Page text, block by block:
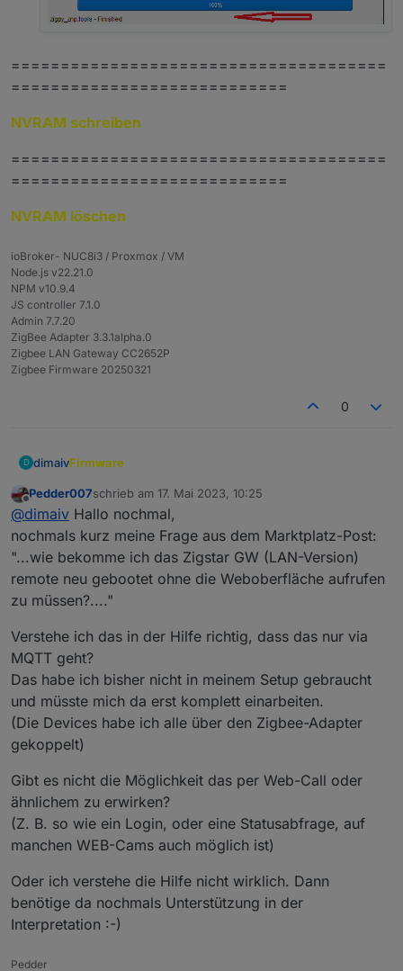
======================================
============================
NVRAM schreiben
======================================
============================
NVRAM löschen
ioBroker- NUC8i3 / Proxmox / VM
Node.js v22.21.0
NPM v10.9.4
JS controller 7.1.0
Admin 7.7.20
ZigBee Adapter 3.3.1alpha.0
Zigbee LAN Gateway CC2652P
Zigbee Firmware 20250321
0
D dimaivFirmware
Stick mit einem Ebyte Modul: Aktuele Firmware
Stick mit einem RF-Star Modul:Aktuelle Firmware
ZigStar GW Multi tool- Zigbee Modul flashen oder
NVRAM löschen/schreiben/sichern
Multitool
Für WindowsZigStarGW-MT-x64.exe.zipladen.
===============================
Zigbee Firmware updaten/downgraden- Geräte
bleiben angelernt
Ordner "/opt/iobroker/iobroker-data/zigbee_x/"
auf ihrem Datenträger sichern/kopieren! (x =
zigbee Instanz Nummer)
NVRAM sichern (NVRAM Read) !!!
Zigbee Firmware flashen/schreiben.
NVRAM löschen (NVRAM Erase)
Vorher gesicherte ( Punkt 4 ) NVRAM.json Datei
Gateway vom Strom für 1 Minute nehmen und
wieder dran machen.
Zigbee Firmware updaten/downgraden
neu Einrichtung
Zigbee Adapter Instanz stopen !!!
Firmware downloaden.
Ordner "/opt/iobroker/iobroker-data/zigbee_x/"
auf ihrem Datenträger leeren/löschen (x = zigbee
Zigbee Firmware flashen/schreiben.
Gateway vom Strom für 1 Minute nehmen und
wieder dran machen.
======================================
================================
Firmware flashen/schreiben
Multitool runterladen, entpacken, starten.
Aktuele Firmware auswählen (vorher eventuell
entpacken) (1), vier Hacken setzen (2), und Start
======================================
=============================
NVRAM sichern
Offline
Pedder007schrieb am 17. Mai 2023, 10:25
zuletzt editiert von
@dimaiv Hallo nochmal,
nochmals kurz meine Frage aus dem Marktplatz-Post:
"...wie bekomme ich das Zigstar GW (LAN-Version)
remote neu gebootet ohne die Weboberfläche aufrufen
zu müssen?...."
Verstehe ich das in der Hilfe richtig, dass das nur via
MQTT geht?
Das habe ich bisher nicht in meinem Setup gebraucht
und müsste mich da erst komplett einarbeiten.
(Die Devices habe ich alle über den Zigbee-Adapter
gekoppelt)
Gibt es nicht die Möglichkeit das per Web-Call oder
ähnlichem zu erwirken?
(Z. B. so wie ein Login, oder eine Statusabfrage, auf
manchen WEB-Cams auch möglich ist)
Oder ich verstehe die Hilfe nicht wirklich. Dann
benötige da nochmals Unterstützung in der
Interpretation :-)
Pedder